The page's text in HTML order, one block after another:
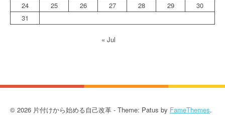
24
25 26 27 28 29
30
31
« Jul
© 2026 片付けから始める自己改革 - Theme: Patus by FameThemes.